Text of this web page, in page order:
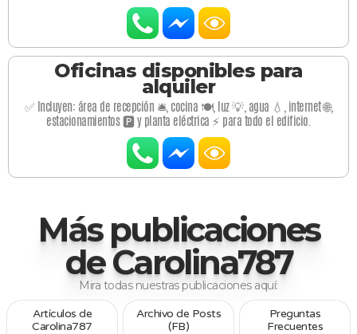
Oficinas disponibles para
alquiler
✅ Incluyen: área de recepción 🛎️, cocina 🍽️, luz 💡, agua 💧, internet 🌐,
estacionamientos 🅿️ y planta eléctrica ⚡ para todo el edificio.
Más publicaciones
de Carolina787
Mira todas nuestras publicaciones aquí:
Artículos de
Carolina787
Archivo de Posts
(FB)
Preguntas
Frecuentes